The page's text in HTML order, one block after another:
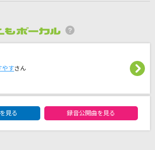
やすさん
見る 録音公開曲を見る